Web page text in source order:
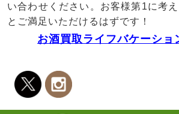
い合わせください。お客様第1に考
とご満足いただけるはずです！
お酒買取ライフバケーショ